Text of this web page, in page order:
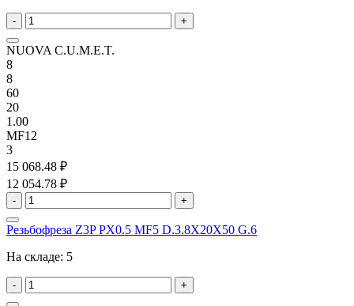
- +
NUOVA C.U.M.E.T.
8
8
60
20
1.00
MF12
3
15 068.48 ₽
12 054.78 ₽
- +
Резьбофреза Z3P PX0.5 MF5 D.3.8X20X50 G.6
На складе: 5
- +